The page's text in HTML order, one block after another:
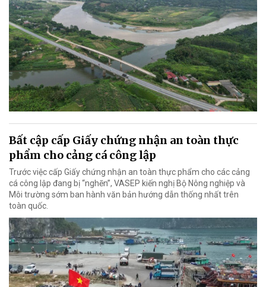
Bất cập cấp Giấy chứng nhận an toàn thực
phẩm cho cảng cá công lập
Trước việc cấp Giấy chứng nhận an toàn thực phẩm cho các cảng
cá công lập đang bị “nghẽn”, VASEP kiến nghị Bộ Nông nghiệp và
Môi trường sớm ban hành văn bản hướng dẫn thống nhất trên
toàn quốc.